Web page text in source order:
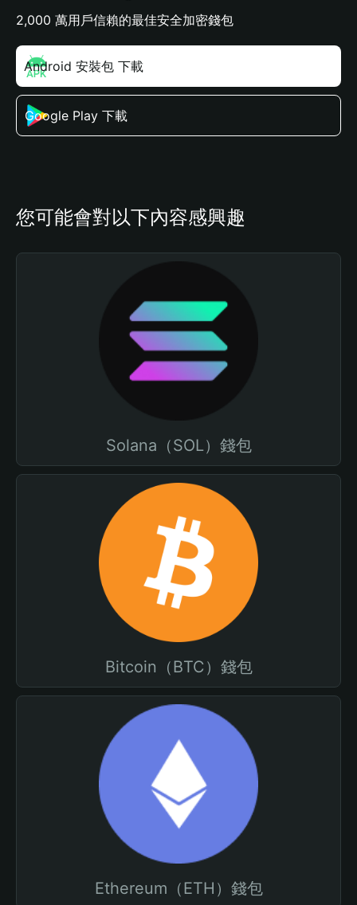
2,000 萬用戶信賴的最佳安全加密錢包
Android 安裝包 下載
Google Play 下載
您可能會對以下內容感興趣
Solana（SOL）錢包
Bitcoin（BTC）錢包
Ethereum（ETH）錢包